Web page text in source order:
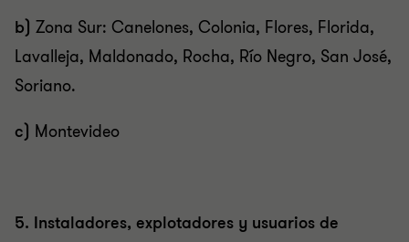
b) Zona Sur: Canelones, Colonia, Flores, Florida,
Lavalleja, Maldonado, Rocha, Río Negro, San José,
Soriano.
c) Montevideo
5. Instaladores, explotadores y usuarios de